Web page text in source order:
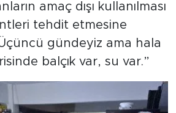
amaç dışı kullanılması
tehdit etmesine
gündeyiz ama hala
balçık var, su var.”